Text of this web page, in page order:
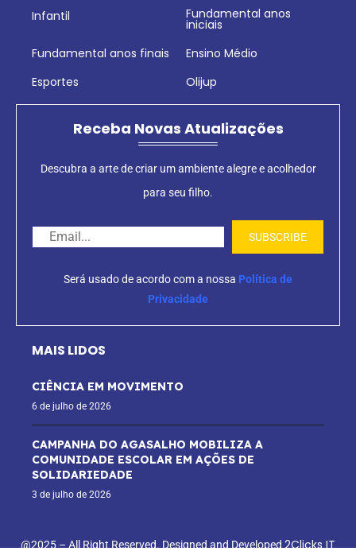
Infantil Fundamental anos
iniciais
Fundamental anos finais
Ensino Médio
Esportes
Olijup
Receba Novas Atualizações
Descubra a arte de criar um ambiente alegre e acolhedor
para seu filho.
Será usado de acordo com a nossa Política de
Privacidade
MAIS LIDOS
CIÊNCIA EM MOVIMENTO
6 de julho de 2026
CAMPANHA DO AGASALHO MOBILIZA A
COMUNIDADE ESCOLAR EM AÇÕES DE
SOLIDARIEDADE
3 de julho de 2026
@2025 – All Right Reserved. Designed and Developed2Clicks IT